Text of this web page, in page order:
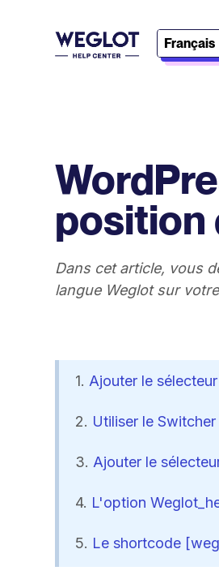
Français
position
Dans cet article, vous
langue Weglot sur
1. Ajouter le
2. Utiliser le
3. Ajouter le
4. L'option
5. Le shortcode